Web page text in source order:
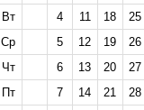
Вт
4 11 18
25
Ср
5 12 19
26
Чт
6 13 20
27
Пт
7 14 21
28